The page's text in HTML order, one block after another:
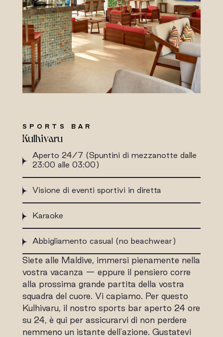
SPORTS BAR
Kulhivaru
Aperto 24/7 (Spuntini di mezzanotte dalle
23:00 alle 03:00)
Visione di eventi sportivi in diretta
Karaoke
Abbigliamento casual (no beachwear)
Siete alle Maldive, immersi pienamente nella
vostra vacanza — eppure il pensiero corre
alla prossima grande partita della vostra
squadra del cuore. Vi capiamo. Per questo
Kulhivaru, il nostro sports bar aperto 24 ore
su 24, è qui per assicurarvi di non perdere
nemmeno un istante dell'azione. Gustatevi